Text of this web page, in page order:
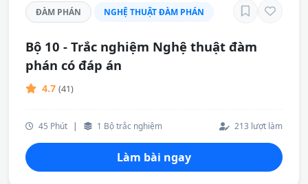
ĐÀM PHÁN NGHỆ THUẬT ĐÀM PHÁN
Bộ 10 - Trắc nghiệm Nghệ thuật đàm
phán có đáp án
4.7 (41)
45 Phút | 1 Bộ trắc nghiệm 213 lượt làm
Làm bài ngay